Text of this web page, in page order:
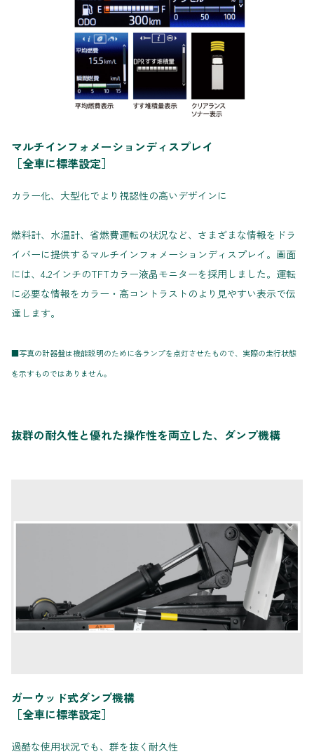
マルチインフォメーションディスプレイ
［全車に標準設定］
カラー化、大型化でより視認性の高いデザインに
燃料計、水温計、省燃費運転の状況など、さまざまな情報をドラ
イバーに提供するマルチインフォメーションディスプレイ。画面
には、4.2インチのTFTカラー液晶モニターを採用しました。運転
に必要な情報をカラー・高コントラストのより見やすい表示で伝
達します。
■写真の計器盤は機能説明のために各ランプを点灯させたもので、実際の走行状態
を示すものではありません。
抜群の耐久性と優れた操作性を両立した、ダンプ機構
ガーウッド式ダンプ機構
［全車に標準設定］
過酷な使用状況でも、群を抜く耐久性